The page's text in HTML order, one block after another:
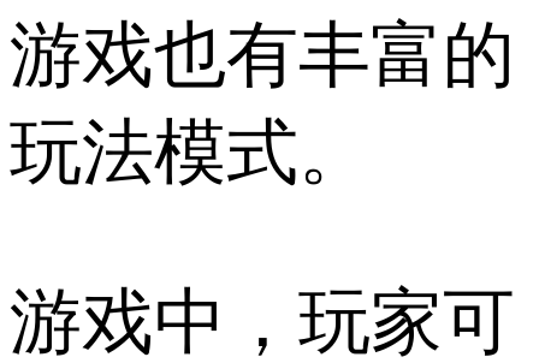
游戏也有丰富的
玩法模式。
游戏中，玩家可